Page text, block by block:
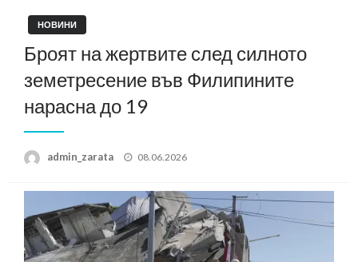
НОВИНИ
Броят на жертвите след силното
земетресение във Филипините
нарасна до 19
admin_zarata
Posted
08.06.2026